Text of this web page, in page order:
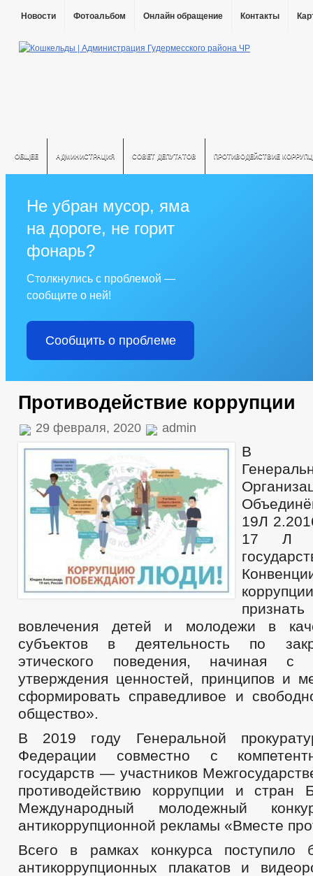
Новости Фотоальбом Онлайн обращение Контакты
ОБЩЕЕ АДМИНИСТРАЦИЯ СОВЕТ ДЕПУТАТОВ ПРОТИВОДЕЙСТВИЕ
Не убран мусор, яма
на дороге, не горит
фонарь?
Столкнулись с проблемой —
сообщите о ней!
Сообщить о проблеме
Противодействие коррупции
29 февраля, 2020 admin
В
19Л
17 Л
вовлечения детей и молодежи в
субъектов в деятельность по
этического поведения, начиная с
утверждения ценностей, принципов и
сформировать справедливое и
общество».
В 2019 году Генеральной
Федерации совместно с
государств — участников
противодействию коррупции и стран
Международный молодежный
антикоррупционной рекламы «Вместе
Всего в рамках конкурса поступило
антикоррупционных плакатов и